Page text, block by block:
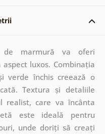
de marmură va oferi
luxos. Combinația
verde închis creează o
Textura și detaliile
realist, care va încânta
este ideală pentru
unde doriți să creați